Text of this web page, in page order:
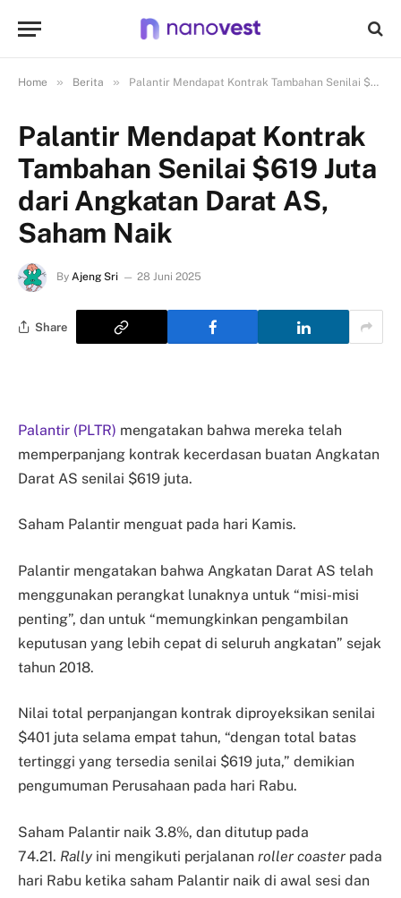
Home » Berita » Palantir Mendapat Kontrak Tambahan Senilai $619 Juta dari Angkatan Darat AS, Saham Naik
Palantir Mendapat Kontrak
Tambahan Senilai $619 Juta
dari Angkatan Darat AS,
Saham Naik
By Ajeng Sri 28 Juni 2025
Share
Palantir (PLTR) mengatakan bahwa mereka telah
memperpanjang kontrak kecerdasan buatan Angkatan
Darat AS senilai $619 juta.
Saham Palantir menguat pada hari Kamis.
Palantir mengatakan bahwa Angkatan Darat AS telah
menggunakan perangkat lunaknya untuk “misi-misi
penting”, dan untuk “memungkinkan pengambilan
keputusan yang lebih cepat di seluruh angkatan” sejak
tahun 2018.
Nilai total perpanjangan kontrak diproyeksikan senilai
$401 juta selama empat tahun, “dengan total batas
tertinggi yang tersedia senilai $619 juta,” demikian
pengumuman Perusahaan pada hari Rabu.
Saham Palantir naik 3.8%, dan ditutup pada
74.21. Rally ini mengikuti perjalanan roller coaster pada
hari Rabu ketika saham Palantir naik di awal sesi dan